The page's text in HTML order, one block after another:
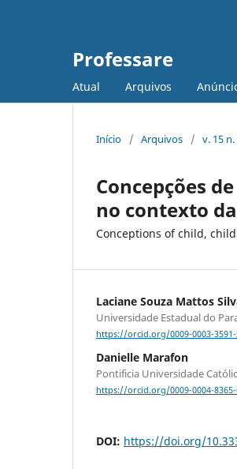
Professare
Atual Arquivos
Início / Arquivos / v. 15 n.
Concepções
no contexto
Conceptions of child,
Laciane Souza Mattos
Universidade Estadual do
https://orcid.org/0009-0003-3591-
Danielle Marafon
Pontificia Universidade
https://orcid.org/0009-0004-8365-
DOI: https://doi.org/